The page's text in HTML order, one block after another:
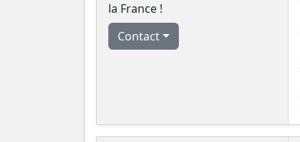
la France !
Contact